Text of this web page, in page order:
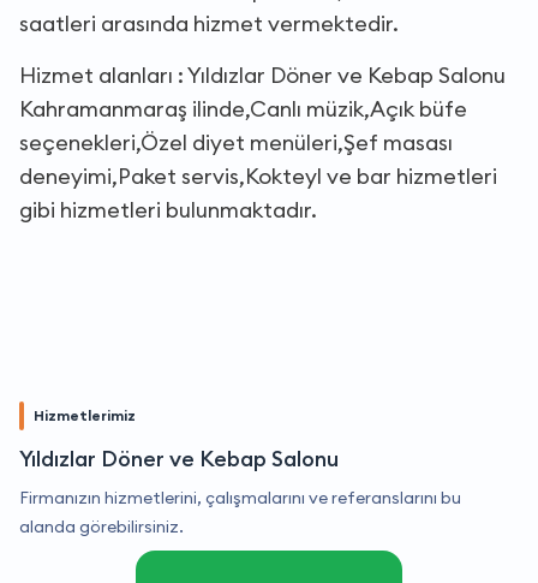
saatleri arasında hizmet vermektedir.
Hizmet alanları : Yıldızlar Döner ve Kebap Salonu
Kahramanmaraş ilinde,Canlı müzik,Açık büfe
seçenekleri,Özel diyet menüleri,Şef masası
deneyimi,Paket servis,Kokteyl ve bar hizmetleri
gibi hizmetleri bulunmaktadır.
Hizmetlerimiz
Yıldızlar Döner ve Kebap Salonu
Firmanızın hizmetlerini, çalışmalarını ve referanslarını bu
alanda görebilirsiniz.